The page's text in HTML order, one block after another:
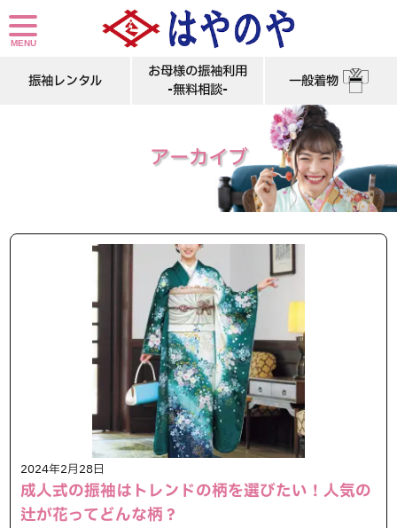
振袖レンタル
お母様の振袖利用
-無料相談-
一般着物
アーカイブ
2024年2月28日
成人式の振袖はトレンドの柄を選びたい！人気の
辻が花ってどんな柄？